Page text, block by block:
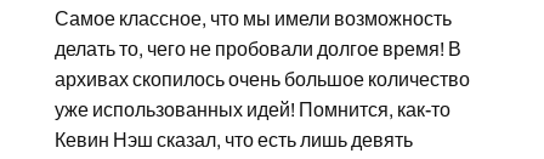
Самое классное, что мы имели возможность
делать то, чего не пробовали долгое время! В
архивах скопилось очень большое количество
уже использованных идей! Помнится, как-то
Кевин Нэш сказал, что есть лишь девять